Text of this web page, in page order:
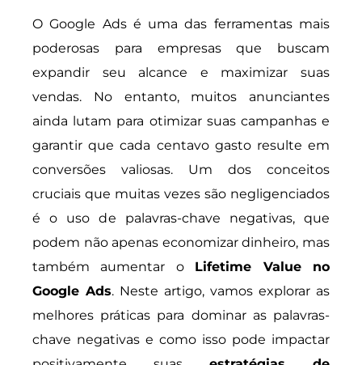
O Google Ads é uma das ferramentas mais
poderosas para empresas que buscam
expandir seu alcance e maximizar suas
vendas. No entanto, muitos anunciantes
ainda lutam para otimizar suas campanhas e
garantir que cada centavo gasto resulte em
conversões valiosas. Um dos conceitos
cruciais que muitas vezes são negligenciados
é o uso de palavras-chave negativas, que
podem não apenas economizar dinheiro, mas
também aumentar o Lifetime Value no
Google Ads. Neste artigo, vamos explorar as
melhores práticas para dominar as palavras-
chave negativas e como isso pode impactar